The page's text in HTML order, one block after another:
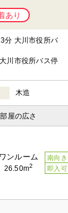
あり
分 大川市役所バ
川市役所バス停
木造
部屋の広さ
ワンルーム
26.50m2
南向き
即入可